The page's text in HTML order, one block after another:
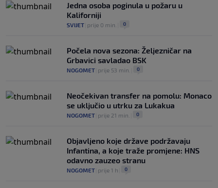
Jedna osoba poginula u požaru u
Kaliforniji
SVIJET prije 0 min. 0
Počela nova sezona: Željezničar na
Grbavici savladao BSK
NOGOMET prije 53 min. 0
Neočekivan transfer na pomolu: Monaco
se uključio u utrku za Lukakua
NOGOMET prije 21 min. 0
Objavljeno koje države podržavaju
Infantina, a koje traže promjene: HNS
odavno zauzeo stranu
NOGOMET prije 1 h 0